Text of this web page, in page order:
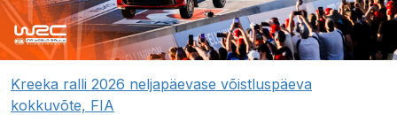
Kreeka ralli 2026 neljapäevase võistluspäeva
kokkuvõte, FIA